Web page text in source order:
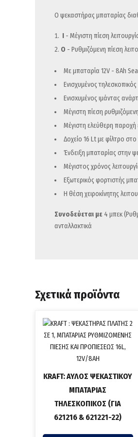
Ο ψεκαστήρας μπαταρίας
Ι - Μέγιστη πίεση
Ο - Ρυθμιζόμενη πίεση
Με μπαταρία 12V - 8Ah
Ενισχυμένος
Ενισxυμένος ιμάντας
Μέγιστη πίεση
Μέγιστη ελεύθερη
Δοχείο 16 Lt με φίλτρο
Ένδειξη μπαταρίας στην
Μέγιστος χρόνος
Εξωτερικός φορτιστής
Η θέση χειροκίνητης
Συνοδεύεται με 4 μπεκ
ανταλλακτικά
Σχετικά προϊόντα
KRAFT: ΑΥΛΟΣ ΨΕΚΑΣΤΙΚΟΥ
ΜΠΑΤΑΡΙΑΣ
ΤΗΛΕΣΚΟΠΙΚΟΣ (ΓΙΑ
621216 & 621221-22)